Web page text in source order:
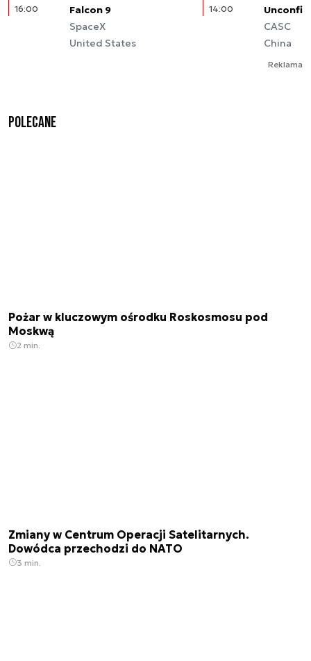
16:00
Falcon 9
SpaceX
United States
14:00
CASC
China
Reklama
Polecane
Pożar w kluczowym ośrodku Roskosmosu pod
Moskwą
2 min.
Zmiany w Centrum Operacji Satelitarnych.
Dowódca przechodzi do NATO
3 min.